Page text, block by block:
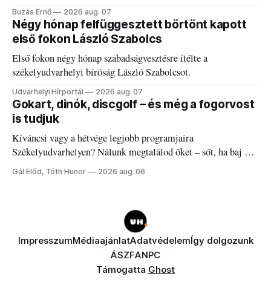
elégedetlen vezetőivel.
Buzás Ernő 2026 aug. 07
Négy hónap felfüggesztett börtönt kapott
első fokon László Szabolcs
Első fokon négy hónap szabadságvesztésre ítélte a
székelyudvarhelyi bíróság László Szabolcsot.
Udvarhelyi Hírportál 2026 aug. 07
Gokart, dinók, discgolf – és még a fogorvost
is tudjuk
Kíváncsi vagy a hétvége legjobb programjaira
Székelyudvarhelyen? Nálunk megtalálod őket – sőt, ha baj van
a fogaddal, a fogorvosi ügyeletet is!
Gál Előd, Tóth Hunor 2026 aug. 06
ImpresszumMédiaajánlatAdatvédelemÍgy dolgozunk
ÁSZFANPC
Támogatta Ghost